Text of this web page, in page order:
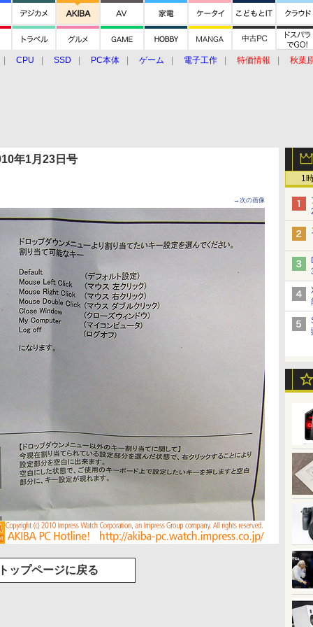
CPU SSD PC本体 ゲーム 電子工作 特価情報
秋葉
1
年1月23日号
→次の画像
ップページに戻る